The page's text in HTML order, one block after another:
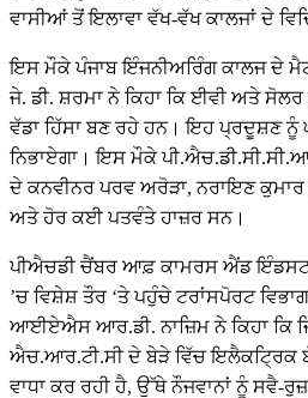
ਵਾਸੀਆਂ ਤੋਂ ਇਲਾਵਾ ਵੱਖ-ਵੱਖ ਕਾਲਜਾਂ ਦੇ
ਇਸ ਮੌਕੇ ਪੰਜਾਬ ਇੰਜਨੀਅਰਿੰਗ ਕਾਲਜ ਦੇ
ਜੇ. ਡੀ. ਸ਼ਰਮਾ ਨੇ ਕਿਹਾ ਕਿ ਈਵੀ ਅਤੇ ਸੋਲਰ
ਵੱਡਾ ਹਿੱਸਾ ਬਣ ਰਹੇ ਹਨ। ਇਹ ਪ੍ਰਦੂਸ਼ਣ ਨੂੰ
ਨਿਭਾਏਗਾ। ਇਸ ਮੌਕੇ
ਦੇ ਕਨਵੀਨਰ ਪਰਵ ਅਰੋੜਾ, ਨਰਾਇਣ
ਅਤੇ ਹੋਰ ਕਈ ਪਤਵੰਤੇ ਹਾਜ਼ਰ ਸਨ।
ਪੀਐਚਡੀ ਚੈਂਬਰ ਆਫ਼ ਕਾਮਰਸ ਐਂਡ
’ਚ ਵਿਸ਼ੇਸ਼ ਤੌਰ ‘ਤੇ ਪਹੁੰਚੇ ਟਰਾਂਸਪੋਰਟ
ਆਈਏਐਸ ਆਰ.ਡੀ. ਨਾਜ਼ਿਮ ਨੇ ਕਿਹਾ ਕਿ
ਐਚ.ਆਰ.ਟੀ.ਸੀ ਦੇ ਬੇੜੇ ਵਿੱਚ ਇਲੈਕਟ੍ਰਿਕ
ਵਾਧਾ ਕਰ ਰਹੀ ਹੈ, ਉੱਥੇ ਨੌਜਵਾਨਾਂ ਨੂੰ ਸਵੈ-